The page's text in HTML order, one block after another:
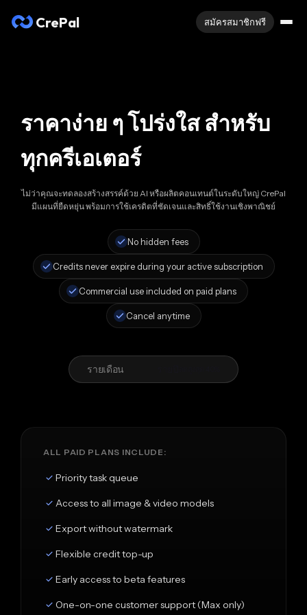
CrePal สมัครสมาชิกฟรี
ราคาง่าย ๆ โปร่งใส สำหรับ
ทุกครีเอเตอร์
ไม่ว่าคุณจะทดลองสร้างสรรค์ด้วย AI หรือผลิตคอนเทนต์ในระดับใหญ่ CrePal
มีแผนที่ยืดหยุ่น พร้อมการใช้เครดิตที่ชัดเจนและสิทธิ์ใช้งานเชิงพาณิชย์
No hidden fees
Credits never expire during your active subscription
Commercial use included on paid plans
Cancel anytime
รายเดือน
ALL PAID PLANS INCLUDE:
Priority task queue
Access to all image & video models
Export without watermark
Flexible credit top-up
Early access to beta features
One-on-one customer support (Max only)